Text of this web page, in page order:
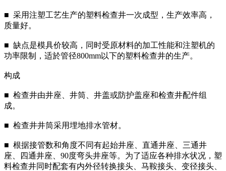
■ 采用注塑工艺生产的塑料检查井一次成型，生产效率高，
质量好。
■ 缺点是模具价较高，同时受原材料的加工性能和注塑机的
功率限制，适於管径800mm以下的塑料检查井的生产。
构成
■ 检查井由井座、井筒、井盖或防护盖座和检查井配件组
成。
■ 检查井井筒采用埋地排水管材。
■ 根据接管数和角度不同有起始井座、直通井座、三通井
座、四通井座、90度弯头井座等。为了适应各种排水状况，塑
料检查井同时配套有内外径转换接头、马鞍接头、变径接头、